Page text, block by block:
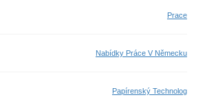
Prace
Nabídky Práce V Německu
Papírenský Technolog